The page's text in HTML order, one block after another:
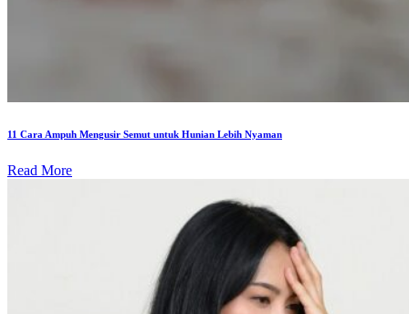
11 Cara Ampuh Mengusir Semut untuk Hunian Lebih Nyaman
Read More